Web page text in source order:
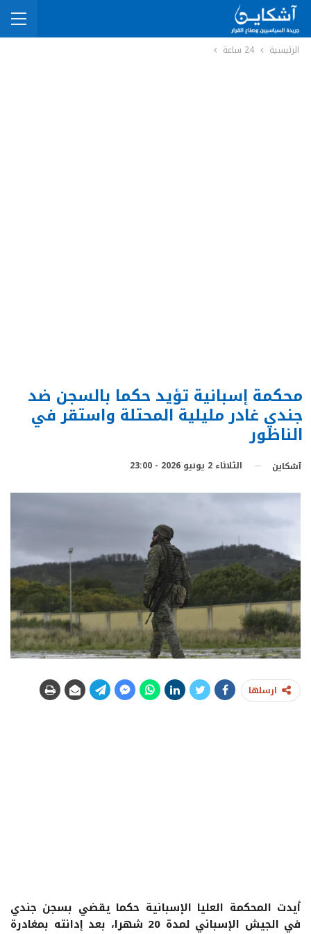
الرئيسية 24 ساعة
محكمة إسبانية تؤيد حكما بالسجن ضد
جندي غادر مليلية المحتلة واستقر في
الناظور
آشكاين الثلاثاء 2 يونيو 2026 - 23:00
ارسلها
أيدت المحكمة العليا الإسبانية حكما يقضي بسجن جندي
في الجيش الإسباني لمدة 20 شهرا، بعد إدانته بمغادرة